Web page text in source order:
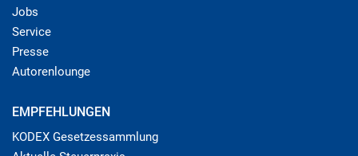
Jobs
Service
Presse
Autorenlounge
EMPFEHLUNGEN
KODEX Gesetzessammlung